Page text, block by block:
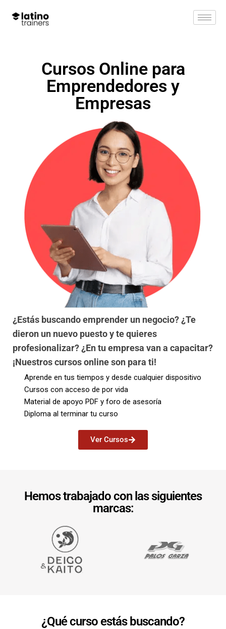
Cursos Online para
Emprendedores y
Empresas
¿Estás buscando emprender un negocio? ¿Te
dieron un nuevo puesto y te quieres
profesionalizar? ¿En tu empresa van a capacitar?
¡Nuestros cursos online son para ti!
Aprende en tus tiempos y desde cualquier dispositivo
Cursos con acceso de por vida
Material de apoyo PDF y foro de asesoría
Diploma al terminar tu curso
Ver Cursos
Hemos trabajado con las siguientes
marcas:
¿Qué curso estás buscando?